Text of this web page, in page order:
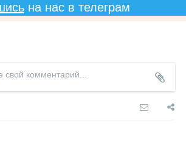
на нас в телеграм